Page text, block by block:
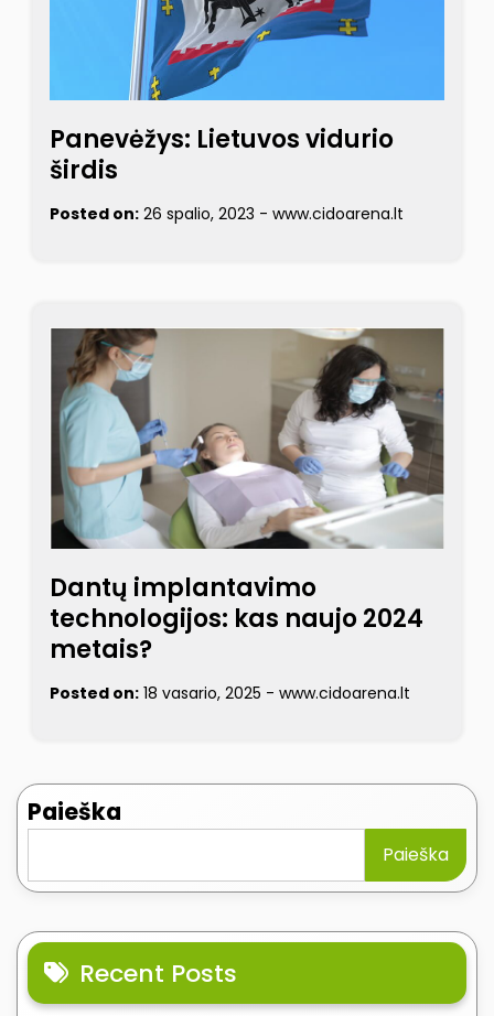
Panevėžys: Lietuvos vidurio
širdis
Posted on: 26 spalio, 2023 - www.cidoarena.lt
Dantų implantavimo
technologijos: kas naujo 2024
metais?
Posted on: 18 vasario, 2025 - www.cidoarena.lt
Paieška
Paieška
Recent Posts